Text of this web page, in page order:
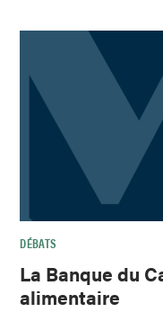
DÉBATS
La Banque du
alimentaire